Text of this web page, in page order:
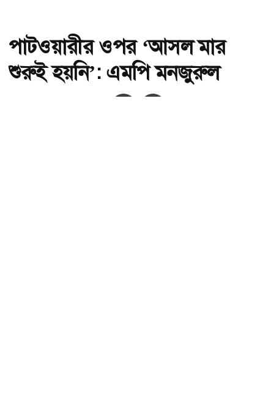
পাটওয়ারীর ওপর ‘আসল মার
শুরুই হয়নি’: এমপি মনজুরুল